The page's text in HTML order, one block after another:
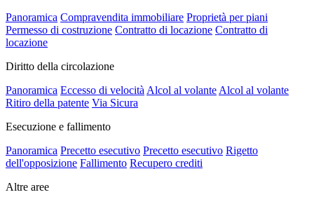
Panoramica Compravendita immobiliare Proprietà per piani
Permesso di costruzione Contratto di locazione Contratto di
locazione
Diritto della circolazione
Panoramica Eccesso di velocità Alcol al volante Alcol al volante
Ritiro della patente Via Sicura
Esecuzione e fallimento
Panoramica Precetto esecutivo Precetto esecutivo Rigetto
dell'opposizione Fallimento Recupero crediti
Altre aree